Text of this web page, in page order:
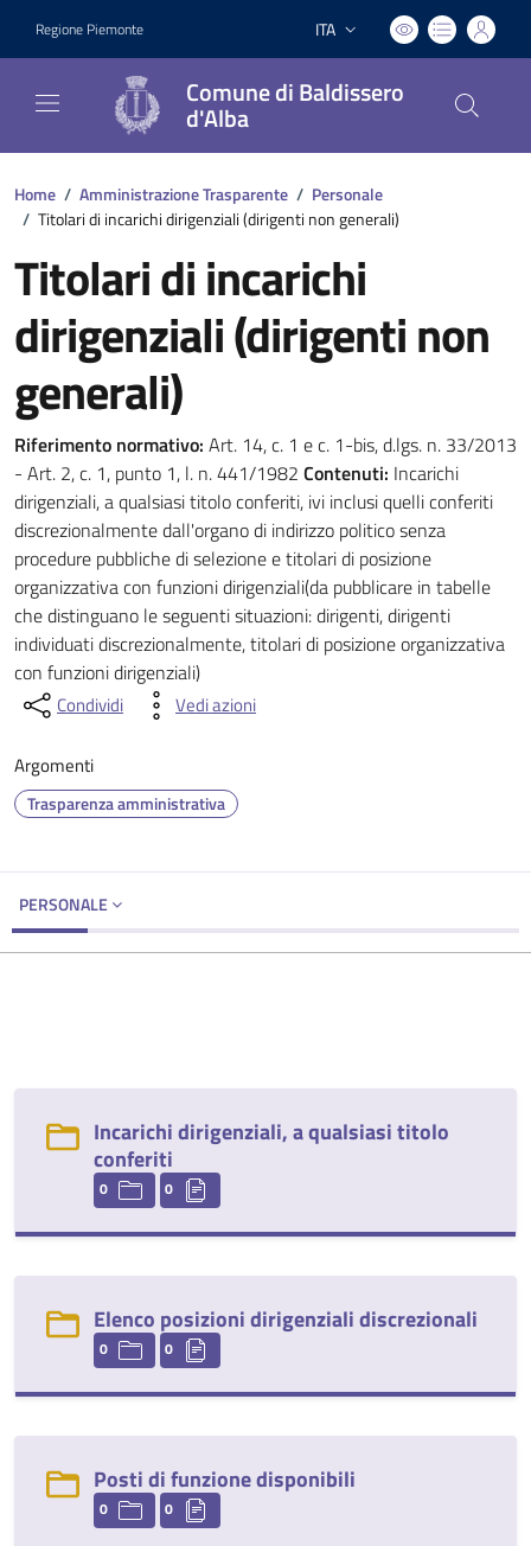
Regione Piemonte Lingua attiva:
ITA
Comune di Baldissero
d'Alba
Home / Amministrazione Trasparente / Personale
/ Titolari di incarichi dirigenziali (dirigenti non generali)
Titolari di incarichi
dirigenziali (dirigenti non
generali)
Riferimento normativo: Art. 14, c. 1 e c. 1-bis, d.lgs. n. 33/2013
- Art. 2, c. 1, punto 1, l. n. 441/1982 Contenuti: Incarichi
dirigenziali, a qualsiasi titolo conferiti, ivi inclusi quelli conferiti
discrezionalmente dall'organo di indirizzo politico senza
procedure pubbliche di selezione e titolari di posizione
organizzativa con funzioni dirigenziali(da pubblicare in tabelle
che distinguano le seguenti situazioni: dirigenti, dirigenti
individuati discrezionalmente, titolari di posizione organizzativa
con funzioni dirigenziali)
Condividi Vedi azioni
Argomenti
Trasparenza amministrativa
PERSONALE
Incarichi dirigenziali, a qualsiasi titolo
conferiti
0 0
Elenco posizioni dirigenziali discrezionali
0 0
Posti di funzione disponibili
0 0